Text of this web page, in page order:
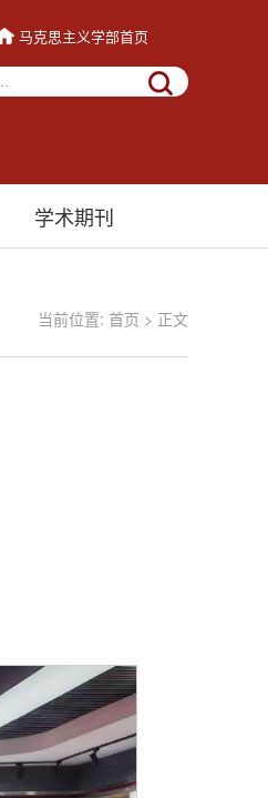
马克思主义学部首页
学术期刊
当前位置: 首页 > 正文